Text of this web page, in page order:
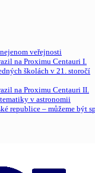
veřejnosti
na Proximu Centauri I.
školách v 21. storočí
na Proximu Centauri II.
v astronomii
republice – můžeme být